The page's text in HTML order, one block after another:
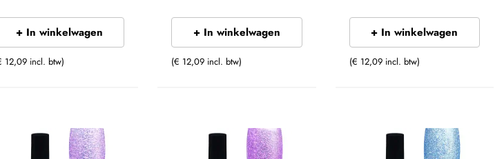
+ In winkelwagen
12,09 incl. btw)
+ In winkelwagen
(€ 12,09 incl. btw)
+ In winkelwagen
(€ 12,09 incl. btw)